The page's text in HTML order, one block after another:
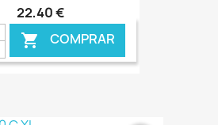
22,40 €
 COMPRAR